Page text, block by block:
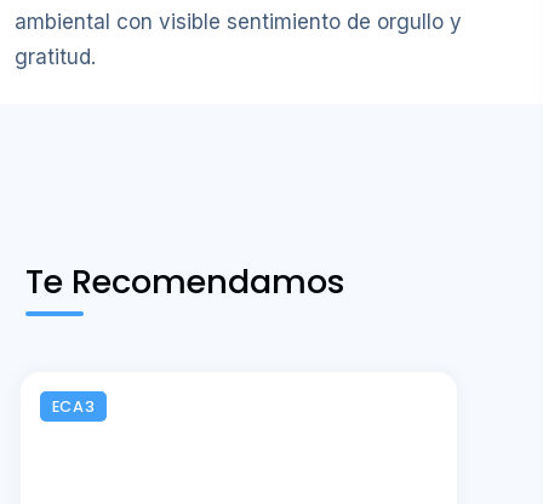
ambiental con visible sentimiento de orgullo y
gratitud.
Te Recomendamos
ECA3